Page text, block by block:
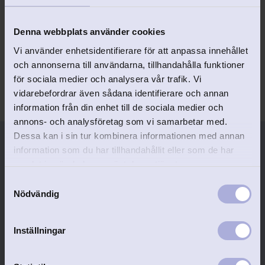
Denna webbplats använder cookies
Vi använder enhetsidentifierare för att anpassa innehållet
och annonserna till användarna, tillhandahålla funktioner
för sociala medier och analysera vår trafik. Vi
vidarebefordrar även sådana identifierare och annan
information från din enhet till de sociala medier och
annons- och analysföretag som vi samarbetar med.
Dessa kan i sin tur kombinera informationen med annan
information som du har tillhandahållit eller som de har
samlat in när du har använt deras tjänster.
Nödvändig
Inställningar
Klassiskt änglaspel i Mumin-
198kr
Personlig service Gravyr ingår
Skapa en unik och personlig
Snabb leverans Stort utbud
Här finns något till alla!